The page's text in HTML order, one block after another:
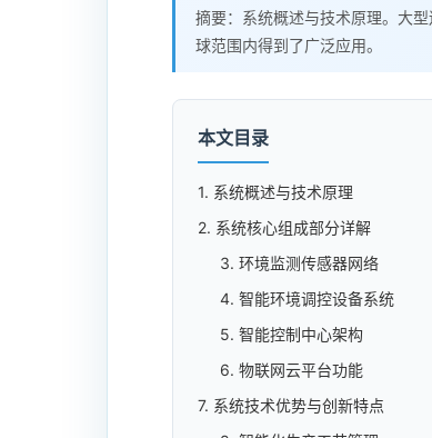
摘要：系统概述与技术原理。大
球范围内得到了广泛应用。
本文目录
1. 系统概述与技术原理
2. 系统核心组成部分详解
3. 环境监测传感器网络
4. 智能环境调控设备系统
5. 智能控制中心架构
6. 物联网云平台功能
7. 系统技术优势与创新特点